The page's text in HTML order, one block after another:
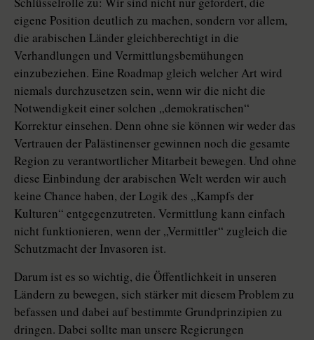
eigene Position deutlich zu machen, sondern vor allem,
die arabischen Länder gleichberechtigt in die
Verhandlungen und Vermittlungsbemühungen
einzubeziehen. Eine Roadmap gleich welcher Art wird
niemals durchzusetzen sein, wenn wir die nicht die
Notwendigkeit einer solchen „demokratischen“
Korrektur einsehen. Denn ohne sie können wir weder das
Vertrauen der Palästinenser gewinnen noch die gesamte
Region zu verantwortlicher Mitarbeit bewegen. Und ohne
diese Einbindung der arabischen Welt werden wir auch
keine Chance haben, der Logik des „Kampfs der
Kulturen“ entgegenzutreten. Vermittlung kann einfach
nicht funktionieren, wenn der „Vermittler“ zugleich die
Schutzmacht der Invasoren ist.
Darum ist es so wichtig, die Öffentlichkeit in unseren
Ländern zu bewegen, sich stärker mit diesem Problem zu
befassen und dabei auf bestimmte Grundprinzipien zu
dringen. Dabei sollte man unsere Regierungen